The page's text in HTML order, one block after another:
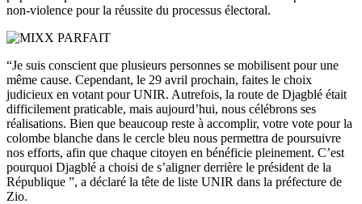
non-violence pour la réussite du processus électoral.
“Je suis conscient que plusieurs personnes se mobilisent pour une
même cause. Cependant, le 29 avril prochain, faites le choix
judicieux en votant pour UNIR. Autrefois, la route de Djagblé était
difficilement praticable, mais aujourd’hui, nous célébrons ses
réalisations. Bien que beaucoup reste à accomplir, votre vote pour la
colombe blanche dans le cercle bleu nous permettra de poursuivre
nos efforts, afin que chaque citoyen en bénéficie pleinement. C’est
pourquoi Djagblé a choisi de s’aligner derrière le président de la
République ”, a déclaré la tête de liste UNIR dans la préfecture de
Zio.